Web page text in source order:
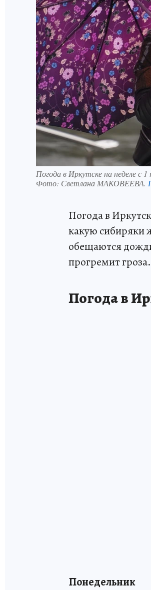
Погода в Иркутске на неделе с
Фото: Светлана МАКОВЕЕВА.
Погода в
какую сибиряки
обещаются
прогремит
Погода в
Понедельник